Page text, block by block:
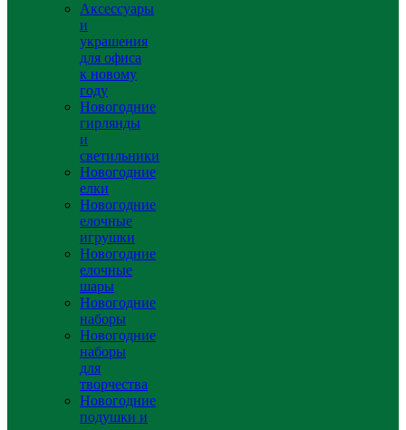
Аксессуары
и
украшения
для офиса
к новому
году
Новогодние
гирлянды
и
светильники
Новогодние
елки
Новогодние
елочные
игрушки
Новогодние
елочные
шары
Новогодние
наборы
Новогодние
наборы
для
творчества
Новогодние
подушки и